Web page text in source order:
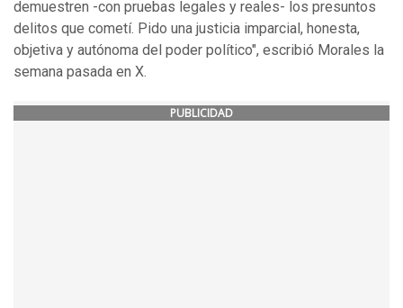
demuestren -con pruebas legales y reales- los presuntos
delitos que cometí. Pido una justicia imparcial, honesta,
objetiva y autónoma del poder político", escribió Morales la
semana pasada en X.
PUBLICIDAD